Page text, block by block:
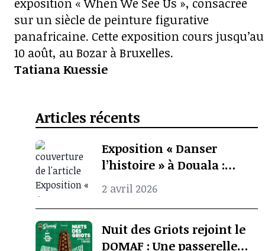
sur un siècle de peinture figurative
panafricaine. Cette exposition cours jusqu’au
10 août, au Bozar à Bruxelles.
Tatiana Kuessie
Articles récents
Exposition « Danser
l’histoire » à Douala :
quand l’archive
photographique ravive la
mémoire culturelle
africaine
2 avril 2026
Nuit des Griots rejoint le
DOMAF : Une passerelle